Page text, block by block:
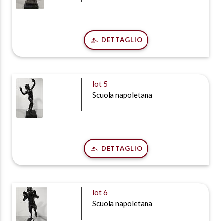
DETTAGLIO
lot 5
Scuola napoletana
DETTAGLIO
lot6
Scuola napoletana